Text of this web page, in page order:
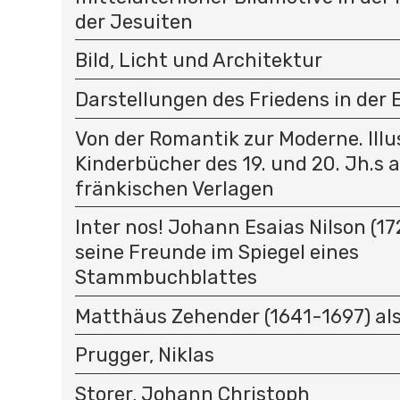
der Jesuiten
Bild, Licht und Architektur
Darstellungen des Friedens in der
Von der Romantik zur Moderne.
Kinderbücher des 19. und 20. Jh.s
fränkischen Verlagen
Inter nos! Johann Esaias Nilson
seine Freunde im Spiegel eines
Stammbuchblattes
Matthäus Zehender (1641-1697)
Prugger, Niklas
Storer, Johann Christoph